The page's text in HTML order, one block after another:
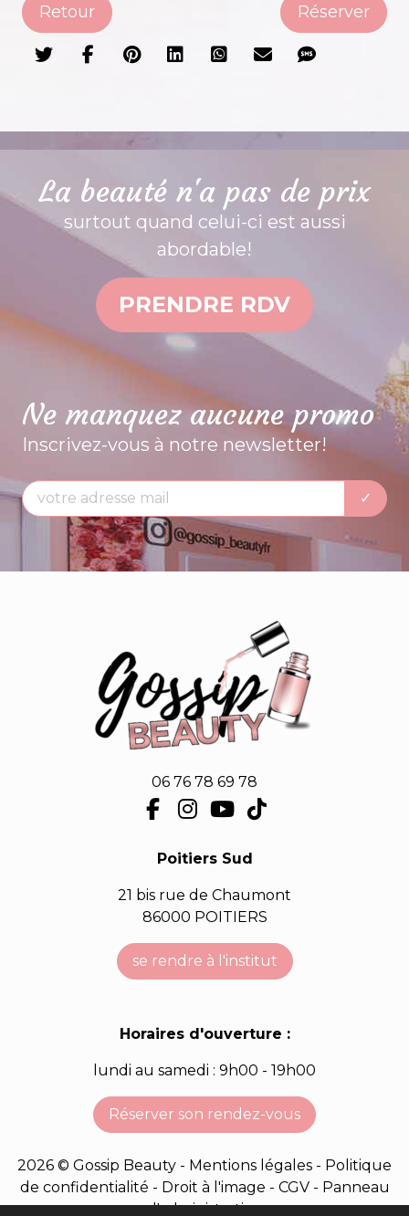
Retour Réserver
La beauté n'a pas de prix
surtout quand celui-ci est aussi
abordable!
PRENDRE RDV
Ne manquez aucune promo
Inscrivez-vous à notre newsletter!
06 76 78 69 78
Poitiers Sud
21 bis rue de Chaumont
86000 POITIERS
se rendre à l'institut
Horaires d'ouverture :
lundi au samedi : 9h00 - 19h00
Réserver son rendez-vous
2026 © Gossip Beauty - Mentions légales - Politique
de confidentialité - Droit à l'image - CGV- Panneau
d'administration